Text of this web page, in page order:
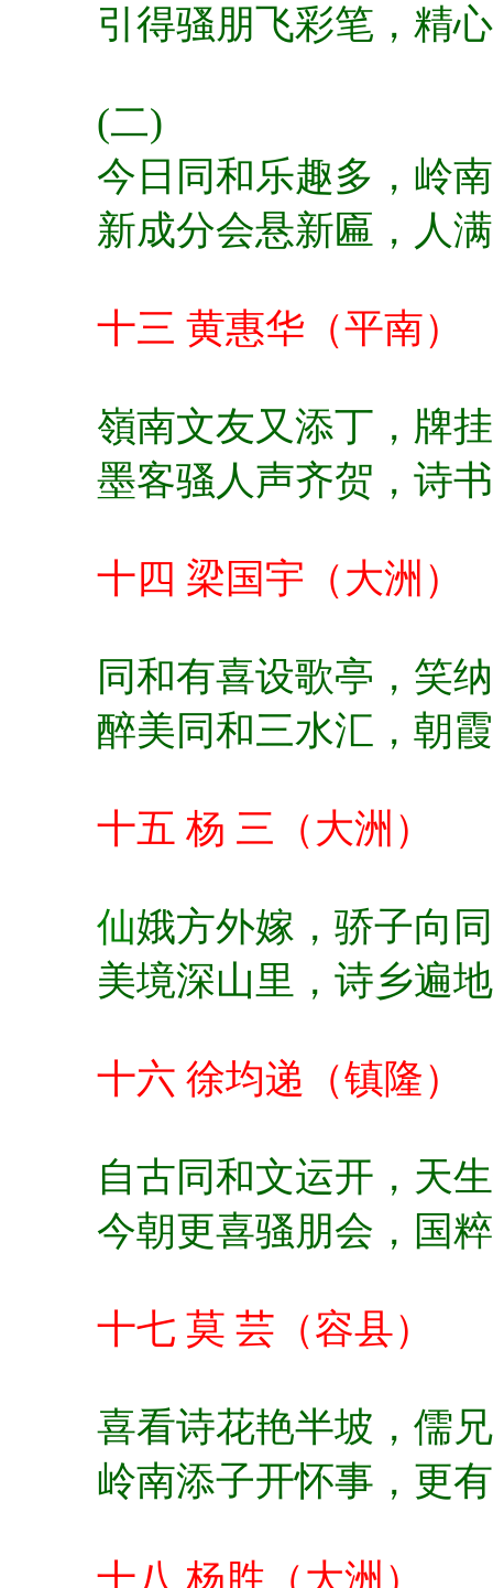
引得骚朋飞彩笔， 精
(二)
今日同和乐趣多， 岭
新成分会悬新匾， 人
十三 黄惠华（平南）
嶺南文友又添丁， 牌
墨客骚人声齐贺， 诗
十四 梁国宇（大洲）
同和有喜设歌亭， 笑
醉美同和三水汇， 朝
十五 杨 三（大洲）
仙娥方外嫁， 骄子向
美境深山里， 诗乡遍
十六 徐均递（镇隆）
自古同和文运开， 天
今朝更喜骚朋会， 国
十七 莫 芸（容县）
喜看诗花艳半坡， 儒
岭南添子开怀事， 更
十八 杨胜（大洲）